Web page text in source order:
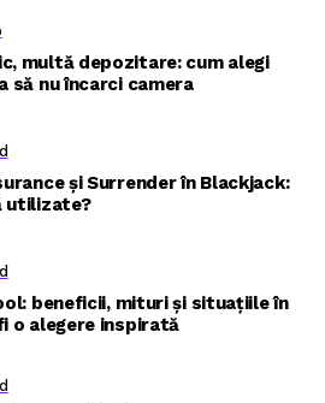
multă depozitare: cum alegi
să nu încarci camera
și Surrender în Blackjack:
utilizate?
beneficii, mituri și situațiile în
o alegere inspirată